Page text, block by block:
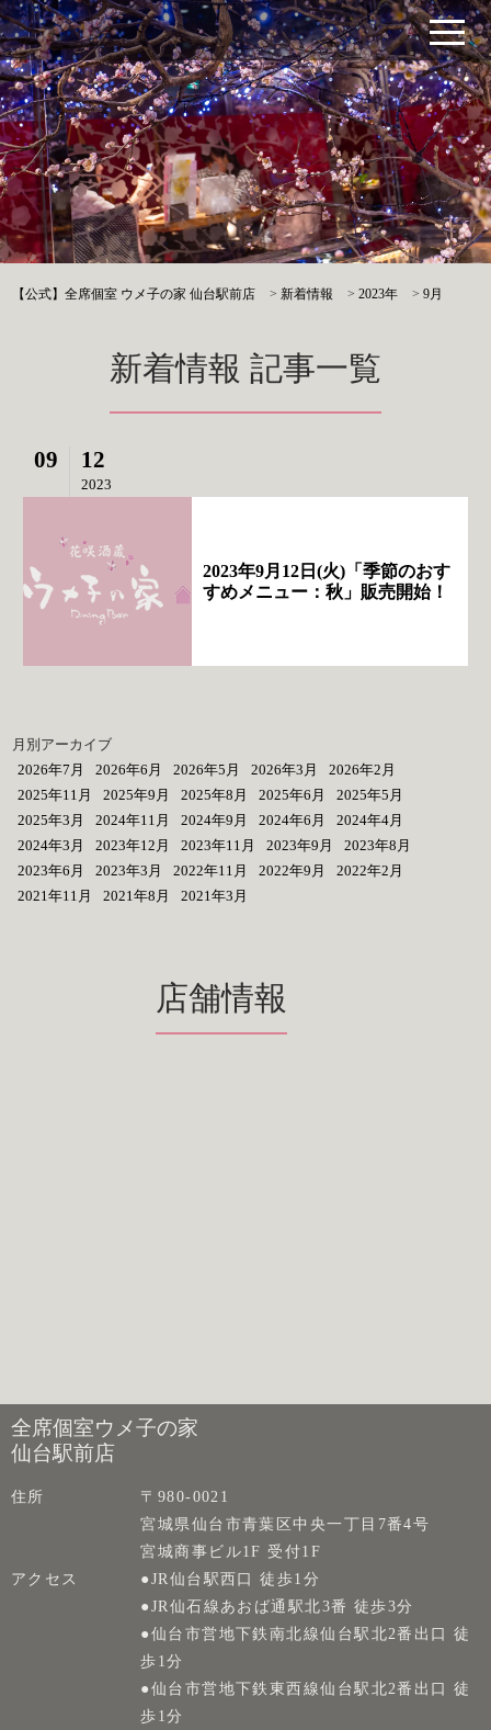
【公式】全席個室 ウメ子の家 仙台駅前店 >新着情報 >2023年 >9月
新着情報 記事一覧
09 12
2023
2023年9月12日(火)「季節のおす
すめメニュー：秋」販売開始！
月別アーカイブ
2026年7月
2026年6月 2026年5月 2026年3月
2026年2月
2025年11月
2025年9月 2025年8月 2025年6月
2025年5月
2025年3月
2024年11月 2024年9月 2024年6月
2024年4月
2024年3月
2023年12月 2023年11月 2023年9月
2023年8月
2023年6月
2023年3月 2022年11月 2022年9月
2022年2月
2021年11月
2021年8月 2021年3月
店舗情報
全席個室ウメ子の家
仙台駅前店
住所
〒980-0021
宮城県仙台市青葉区中央一丁目7番4号
宮城商事ビル1F 受付1F
アクセス
●JR仙台駅西口 徒歩1分
●JR仙石線あおば通駅北3番 徒歩3分
●仙台市営地下鉄南北線仙台駅北2番出口 徒
歩1分
●仙台市営地下鉄東西線仙台駅北2番出口 徒
歩1分